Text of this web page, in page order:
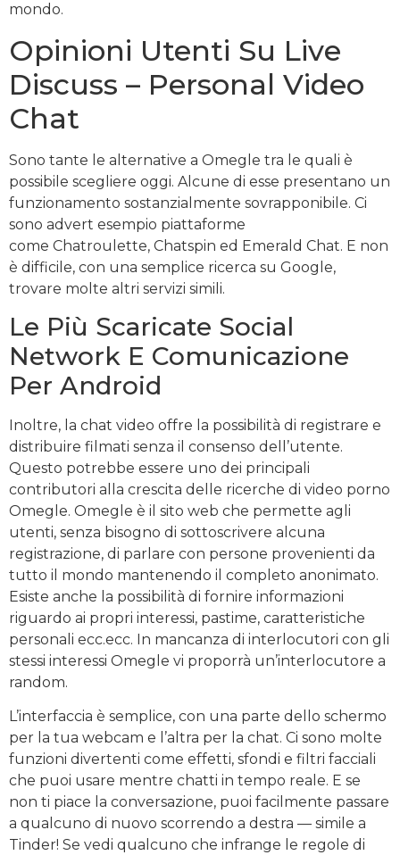
mondo.
Opinioni Utenti Su Live
Discuss – Personal Video
Chat
Sono tante le alternative a Omegle tra le quali è
possibile scegliere oggi. Alcune di esse presentano un
funzionamento sostanzialmente sovrapponibile. Ci
sono advert esempio piattaforme
come Chatroulette, Chatspin ed Emerald Chat. E non
è difficile, con una semplice ricerca su Google,
trovare molte altri servizi simili.
Le Più Scaricate Social
Network E Comunicazione
Per Android
Inoltre, la chat video offre la possibilità di registrare e
distribuire filmati senza il consenso dell’utente.
Questo potrebbe essere uno dei principali
contributori alla crescita delle ricerche di video porno
Omegle. Omegle è il sito web che permette agli
utenti, senza bisogno di sottoscrivere alcuna
registrazione, di parlare con persone provenienti da
tutto il mondo mantenendo il completo anonimato.
Esiste anche la possibilità di fornire informazioni
riguardo ai propri interessi, pastime, caratteristiche
personali ecc.ecc. In mancanza di interlocutori con gli
stessi interessi Omegle vi proporrà un’interlocutore a
random.
L’interfaccia è semplice, con una parte dello schermo
per la tua webcam e l’altra per la chat. Ci sono molte
funzioni divertenti come effetti, sfondi e filtri facciali
che puoi usare mentre chatti in tempo reale. E se
non ti piace la conversazione, puoi facilmente passare
a qualcuno di nuovo scorrendo a destra — simile a
Tinder! Se vedi qualcuno che infrange le regole di